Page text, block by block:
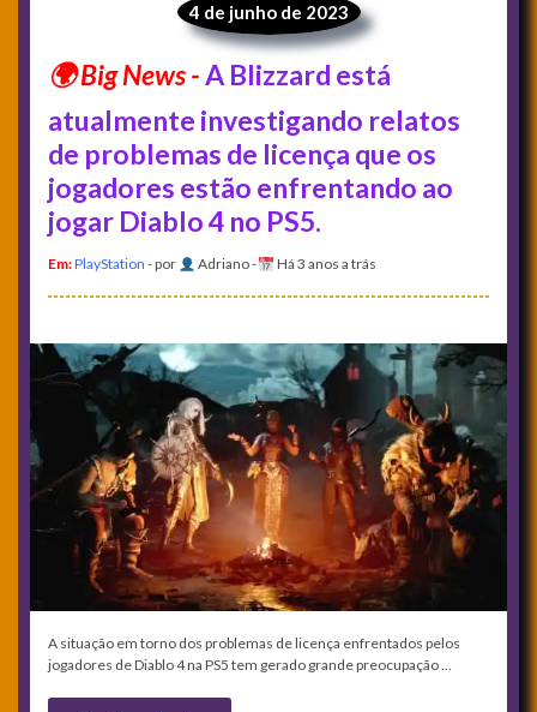
4 de junho de 2023
A Blizzard está
atualmente investigando relatos
de problemas de licença que os
jogadores estão enfrentando ao
jogar Diablo 4 no PS5.
Em:PlayStation - por Adriano- Há 3 anos a trás
A situação em torno dos problemas de licença enfrentados pelos
jogadores de Diablo 4 na PS5 tem gerado grande preocupação …